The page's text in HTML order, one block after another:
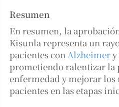
Resumen
En resumen, la
Kisunla representa un
pacientes conAlzheimer
prometiendo ralentizar la
enfermedad y mejorar los
pacientes en las etapas